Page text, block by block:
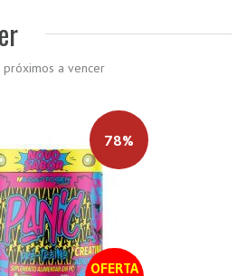
a vencer
OFERTA
78%